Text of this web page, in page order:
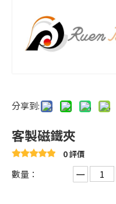
分享到:
客製磁鐵夾
0 評價
數量：